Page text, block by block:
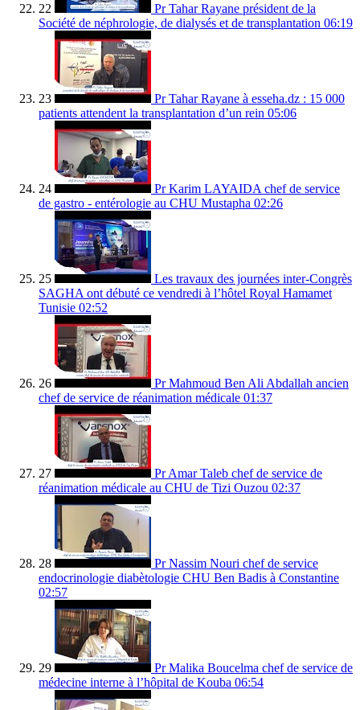
22
Pr Tahar Rayane président de la
Société de néphrologie, de dialysés et de transplantation 06:19
23
Pr Tahar Rayane à esseha.dz : 15 000
patients attendent la transplantation d’un rein 05:06
24
Pr Karim LAYAIDA chef de service
de gastro - entérologie au CHU Mustapha 02:26
25
Les travaux des journées inter-Congrès
SAGHA ont débuté ce vendredi à l’hôtel Royal Hamamet
Tunisie 02:52
26
Pr Mahmoud Ben Ali Abdallah ancien
chef de service de réanimation médicale 01:37
27
Pr Amar Taleb chef de service de
réanimation médicale au CHU de Tizi Ouzou 02:37
28
Pr Nassim Nouri chef de service
endocrinologie diabètologie CHU Ben Badis à Constantine
02:57
29
Pr Malika Boucelma chef de service de
médecine interne à l’hôpital de Kouba 06:54